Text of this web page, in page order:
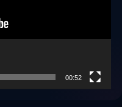
00:52